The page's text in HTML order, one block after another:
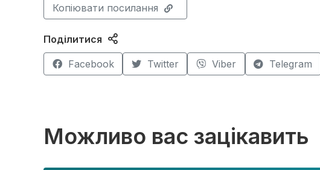
Копіювати посилання
Поділитися
Facebook Twitter Viber Telegram
Можливо вас зацікавить